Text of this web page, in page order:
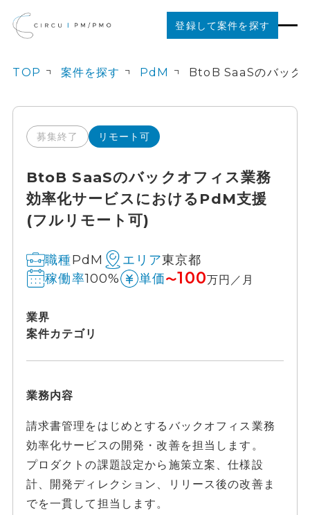
登録して案件を探す
ご利用の流れ
お役立ちコンテンツ
法人の方はこちら
TOP 案件を探す PdM
募集終了 リモート可
BtoB SaaSのバックオフィス業務
効率化サービスにおけるPdM支援
(フルリモート可)
職種PdM エリア東京都
稼働率100% 単価〜100万円／月
業界
案件カテゴリ
業務内容
請求書管理をはじめとするバックオフィス業務
効率化サービスの開発・改善を担当します。
プロダクトの課題設定から施策立案、仕様設
計、開発ディレクション、リリース後の改善ま
でを一貫して担当します。